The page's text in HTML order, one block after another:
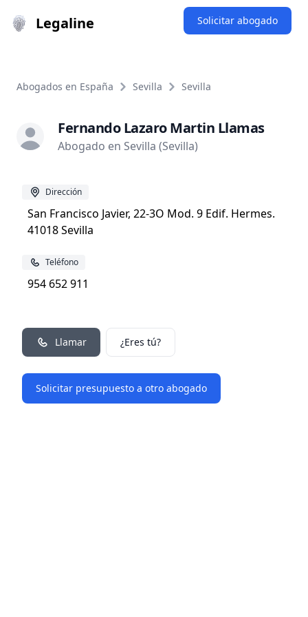
Legaline Solicitar abogado
Abogados en España Sevilla Sevilla
Fernando Lazaro Martin Llamas
Abogado en Sevilla (Sevilla)
Dirección
San Francisco Javier, 22-3O Mod. 9 Edif. Hermes.
41018 Sevilla
Teléfono
954 652 911
Llamar ¿Eres tú?
Solicitar presupuesto a otro abogado